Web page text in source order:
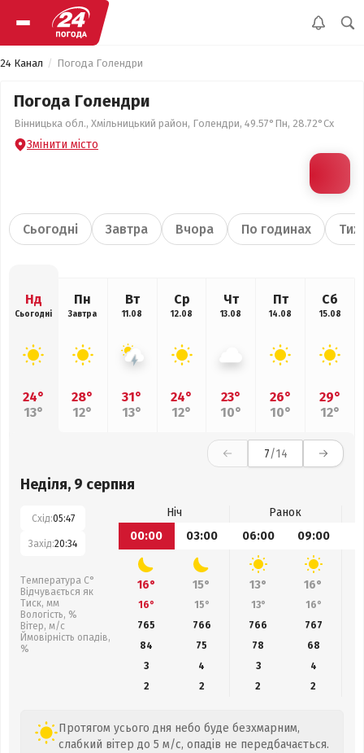
24 Канал Погода Голендри
Погода Голендри
Вінницька обл., Хмільницький район, Голендри, 49.57°Пн, 28.72°Сх
Змінити місто
Сьогодні Завтра Вчора По годинах
Нд
Сьогодні
24°
13°
Пн
Завтра
28°
12°
Вт
11.08
31°
13°
Ср
12.08
24°
12°
Чт
13.08
23°
10°
Пт
14.08
26°
10°
Сб
15.08
29°
12°
7/14
Неділя, 9 серпня
Схід:05:47
Захід:20:34
Температура С°
Відчувається як
Тиск, мм
Вологість, %
Вітер, м/с
Ймовірність опадів,
%
Ніч
Ранок
00:00
03:00 06:00 09:00
16° 15° 13° 16°
16° 15° 13° 16°
765
766 766 767
84
75 78 68
3
4 3
4
2
2 2 2
Протягом усього дня небо буде безхмарним,
слабкий вітер до 5 м/с, опадів не передбачається.